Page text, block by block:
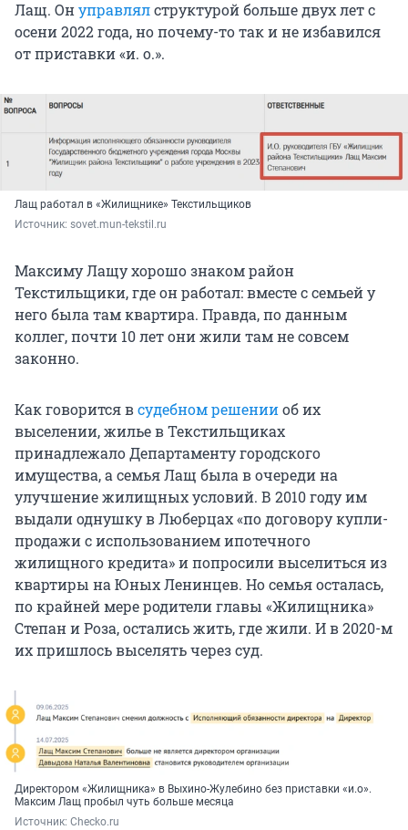
Лащ. Онуправлялструктурой больше двух лет с
осени 2022 года, но почему-то так и не избавился
от приставки «и. о.».
Лащ работал в «Жилищнике» Текстильщиков
Источник: sovet.mun-tekstil.ru
Максиму Лащу хорошо знаком район
Текстильщики, где он работал: вместе с семьей у
него была там квартира. Правда, по данным
коллег, почти 10 лет они жили там не совсем
законно.
Как говорится всудебном решенииоб их
выселении, жилье в Текстильщиках
принадлежало Департаменту городского
имущества, а семья Лащ была в очереди на
улучшение жилищных условий. В 2010 году им
выдали однушку в Люберцах «по договору купли-
продажи с использованием ипотечного
жилищного кредита» и попросили выселиться из
квартиры на Юных Ленинцев. Но семья осталась,
по крайней мере родители главы «Жилищника»
Степан и Роза, остались жить, где жили. И в 2020-м
их пришлось выселять через суд.
Директором «Жилищника» в Выхино-Жулебино без приставки «и.о».
Максим Лащ пробыл чуть больше месяца
Источник: Checko.ru